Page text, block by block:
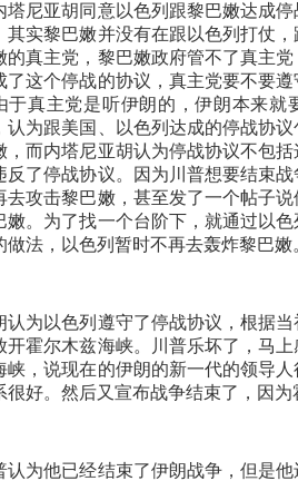
塔尼亚胡同意以色列跟黎巴嫩达成
其实黎巴嫩并没有在跟以色列打仗
的真主党，黎巴嫩政府管不了真主
了这个停战的协议，真主党要不要
于真主党是听伊朗的，伊朗本来就
认为跟美国、以色列达成的停战协
，而内塔尼亚胡认为停战协议不包
反了停战协议。因为川普想要结束
去攻击黎巴嫩，甚至发了一个帖子
嫩。为了找一个台阶下，就通过以
做法，以色列暂时不再去轰炸黎巴嫩
认为以色列遵守了停战协议，根据
开霍尔木兹海峡。川普乐坏了，马
峡，说现在的伊朗的新一代的领导
很好。然后又宣布战争结束了，因
认为他已经结束了伊朗战争，但是